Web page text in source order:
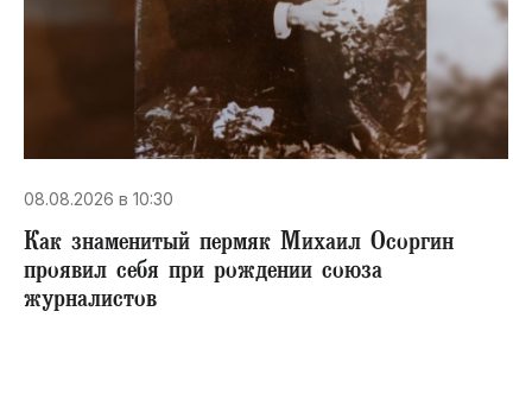
08.08.2026 в 10:30
​Как знаменитый пермяк Михаил Осоргин
проявил себя при рождении союза
журналистов